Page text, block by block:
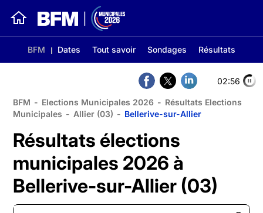
BFM Dates Tout savoir Sondages Résultats
02:56
BFM - Elections Municipales 2026 - Résultats Elections
Municipales - Allier (03) - Bellerive-sur-Allier
Résultats élections
municipales 2026 à
Bellerive-sur-Allier (03)